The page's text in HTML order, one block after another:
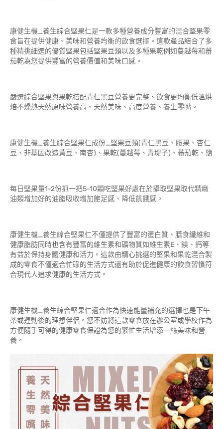
康健生機_養生綜合堅果仁是一款多種營養成分豐富的混合堅果零
食旨在提供健康、美味和營養均衡的飲食選擇。這款產品結合了多
種精挑細選的優質堅果包括堅果豆類以及多種果乾例如蔓越莓和蕃
茄乾為您提供豐富的營養價值和美味口感。
嚴選綜合堅果與果乾搭配青仁黑豆營養更完整、飲食更均衡低溫烘
焙不燥熱天然原味營養高、天然美味、高度營養、養生零嘴。
康健生機_養生綜合堅果仁成份_堅果豆類(青仁黑豆、腰果、杏仁
豆、非基因改造黃豆、南杏)、果乾(蔓越莓、青堤子)、蕃茄乾、鹽
每日堅果量1-2份抓一把5-10顆吃堅果好處在於攝取堅果取代精緻
油類增加好的油脂吸收增加飽足感、降低飢餓感。
康健生機_養生綜合堅果仁不僅提供了豐富的蛋白質、膳食纖維和
健康脂肪同時也含有豐富的維生素和礦物質如維生素E、鎂、鈣等
有益於保持身體健康和活力。這款由精心挑選的堅果和果乾混合製
成的零食不僅適合忙碌的生活方式還有助於促進健康的飲食習慣符
合現代人追求健康的生活方式。
康健生機_養生綜合堅果仁適合作為快速能量補充的選擇也是下午
茶或運動後的理想伴侶。您不妨將這款零食放在辦公室或學校作為
方便隨手可得的健康零食保證為您的繁忙生活增添一絲美味和營
養。